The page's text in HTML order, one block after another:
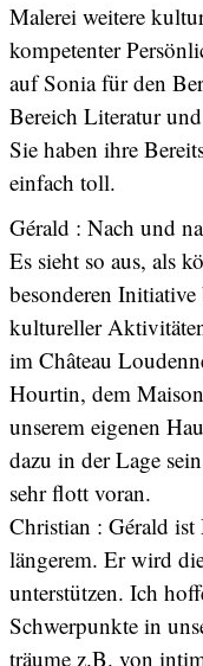
Malerei weitere
kompetenter
auf Sonia für den
Bereich Literatur
Sie haben ihre
einfach toll.
Gérald : Nach und
Es sieht so aus, als
besonderen
kultureller
im Château
Hourtin, dem
unserem eigenen
dazu in der Lage
sehr flott voran.
Christian : Gérald
längerem. Er wird
unterstützen. Ich
Schwerpunkte in
träume z.B. von